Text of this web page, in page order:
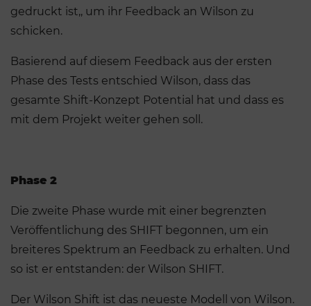
gedruckt ist,, um ihr Feedback an Wilson zu
schicken.
Basierend auf diesem Feedback aus der ersten
Phase des Tests entschied Wilson, dass das
gesamte Shift-Konzept Potential hat und dass es
mit dem Projekt weiter gehen soll.
Phase 2
Die zweite Phase wurde mit einer begrenzten
Veröffentlichung des SHIFT begonnen, um ein
breiteres Spektrum an Feedback zu erhalten. Und
so ist er entstanden: der Wilson SHIFT.
Der Wilson Shift ist das neueste Modell von Wilson.